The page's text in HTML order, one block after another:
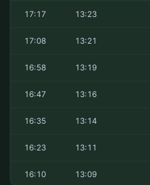
13:23
17:17
13:21
17:08
13:19
16:58
13:16
16:47
13:14
16:35
13:11
16:23
13:09
16:10